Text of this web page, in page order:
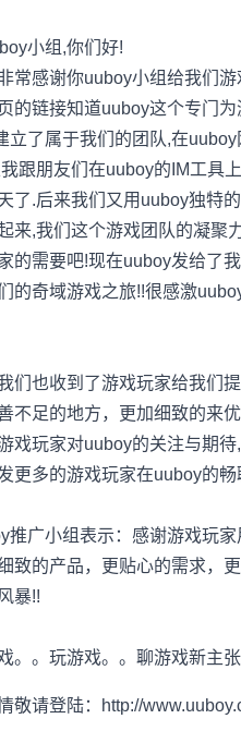
小组,你们好!
感谢你uuboy小组给我们游
的链接知道uuboy这个专门
立了属于我们的团队,在
跟朋友们在uuboy的IM工具
了.后来我们又用uuboy独特
来,我们这个游戏团队的凝聚
的需要吧!现在uuboy发给了
的奇域游戏之旅!!很感激
也收到了游戏玩家给我们提
不足的地方，更加细致的来
戏玩家对uuboy的关注与期
更多的游戏玩家在uuboy的畅
小组表示：感谢游戏玩家
致的产品，更贴心的需求，
暴!!
。玩游戏。。聊游戏新主张
敬请登陆：http://